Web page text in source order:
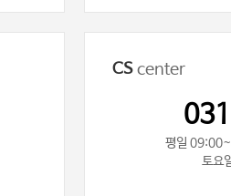
CS center
평일
토요